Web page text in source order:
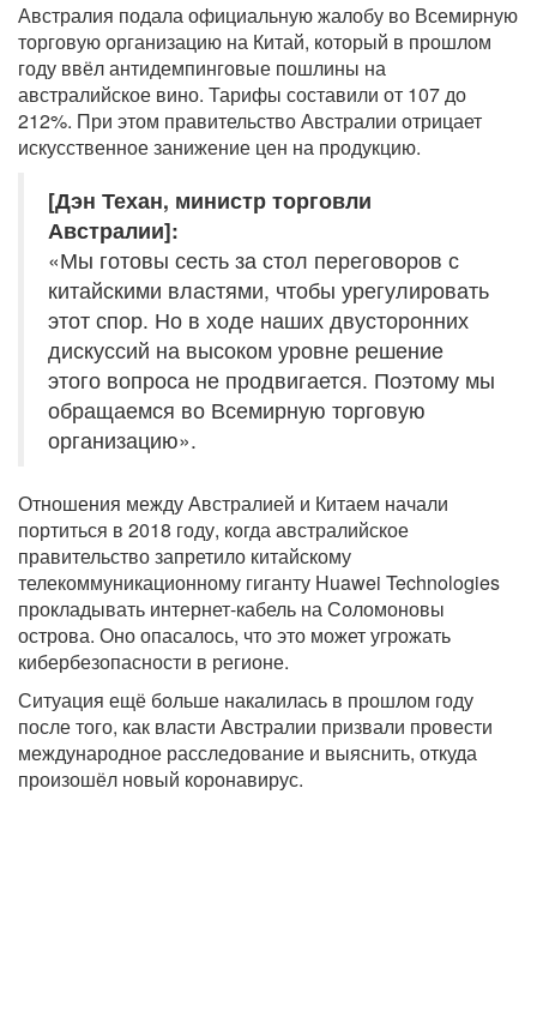
Австралия подала официальную жалобу во Всемирную
торговую организацию на Китай, который в прошлом
году ввёл антидемпинговые пошлины на
австралийское вино. Тарифы составили от 107 до
212%. При этом правительство Австралии отрицает
искусственное занижение цен на продукцию.
[Дэн Техан, министр торговли
Австралии]:
«Мы готовы сесть за стол переговоров с
китайскими властями, чтобы урегулировать
этот спор. Но в ходе наших двусторонних
дискуссий на высоком уровне решение
этого вопроса не продвигается. Поэтому мы
обращаемся во Всемирную торговую
организацию».
Отношения между Австралией и Китаем начали
портиться в 2018 году, когда австралийское
правительство запретило китайскому
телекоммуникационному гиганту Huawei Technologies
прокладывать интернет-кабель на Соломоновы
острова. Оно опасалось, что это может угрожать
кибербезопасности в регионе.
Ситуация ещё больше накалилась в прошлом году
после того, как власти Австралии призвали провести
международное расследование и выяснить, откуда
произошёл новый коронавирус.